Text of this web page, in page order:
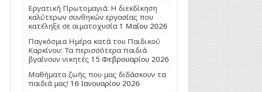
Εργατική Πρωτομαγιά: Η διεκδίκηση
καλύτερων συνθηκών εργασίας που
κατέληξε σε αιματοχυσία 1 Μαΐου 2026
Παγκόσμια Ημέρα κατά του Παιδικού
Καρκίνου: Τα περισσότερα παιδιά
βγαίνουν νικητές 15 Φεβρουαρίου 2026
Μαθήματα ζωής που μας διδάσκουν τα
παιδιά μας! 16 Ιανουαρίου 2026